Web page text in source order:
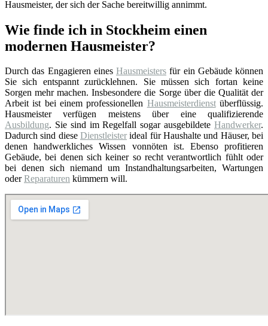
Hausmeister, der sich der Sache bereitwillig annimmt.
Wie finde ich in Stockheim einen
modernen Hausmeister?
Durch das Engagieren eines Hausmeisters für ein Gebäude können
Sie sich entspannt zurücklehnen. Sie müssen sich fortan keine
Sorgen mehr machen. Insbesondere die Sorge über die Qualität der
Arbeit ist bei einem professionellen Hausmeisterdienstüberflüssig.
Hausmeister verfügen meistens über eine qualifizierende
Ausbildung. Sie sind im Regelfall sogar ausgebildete Handwerker.
Dadurch sind diese Dienstleister ideal für Haushalte und Häuser, bei
denen handwerkliches Wissen vonnöten ist. Ebenso profitieren
Gebäude, bei denen sich keiner so recht verantwortlich fühlt oder
bei denen sich niemand um Instandhaltungsarbeiten, Wartungen
oderReparaturen kümmern will.